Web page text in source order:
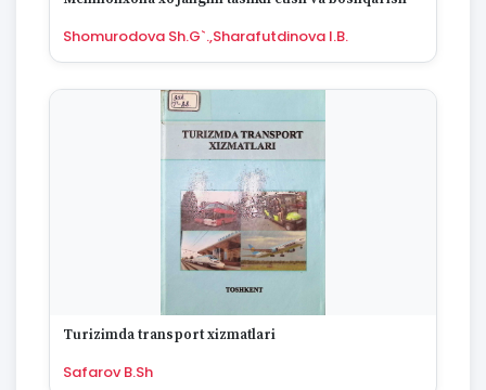
Shomurodova Sh.G`.,Sharafutdinova I.B.
Turizimda transport xizmatlari
Safarov B.Sh